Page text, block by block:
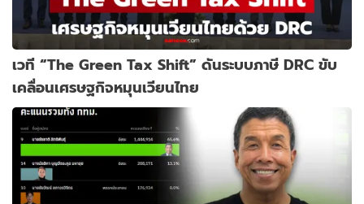
เวที “The Green Tax Shift” ดันระบบภาษี DRC ขับ
เคลื่อนเศรษฐกิจหมุนเวียนไทย